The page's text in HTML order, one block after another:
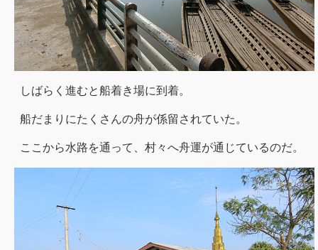
しばらく進むと船着き場に到着。
船だまりにたくさんの舟が係留されていた。
ここから水路を通って、村々へ舟運が通じているのだ。